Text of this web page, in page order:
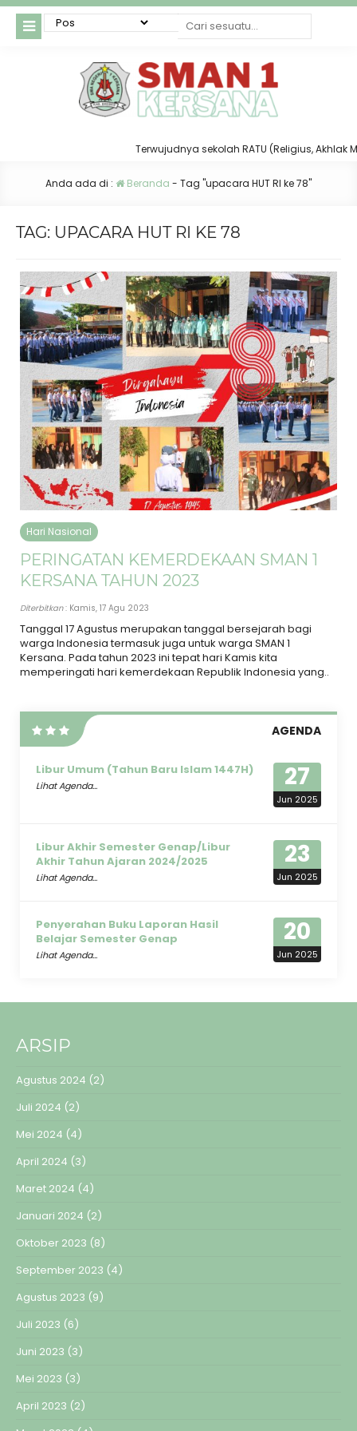
Terwujudnya sekolah RATU (Religius, Akhlak
Anda ada di : Beranda - Tag "upacara HUT RI ke 78"
TAG: UPACARA HUT RI KE 78
Hari Nasional
PERINGATAN KEMERDEKAAN SMAN 1
KERSANA TAHUN 2023
Diterbitkan: Kamis, 17 Agu 2023
Tanggal 17 Agustus merupakan tanggal bersejarah bagi
warga Indonesia termasuk juga untuk warga SMAN 1
Kersana. Pada tahun 2023 ini tepat hari Kamis kita
memperingati hari kemerdekaan Republik Indonesia yang..
AGENDA
27
Jun 2025
Libur Umum (Tahun Baru Islam 1447H)
Lihat Agenda...
23
Jun 2025
Libur Akhir Semester Genap/Libur
Akhir Tahun Ajaran 2024/2025
Lihat Agenda...
20
Jun 2025
Penyerahan Buku Laporan Hasil
Belajar Semester Genap
Lihat Agenda...
ARSIP
Agustus 2024 (2)
Juli 2024 (2)
Mei 2024 (4)
April 2024 (3)
Maret 2024 (4)
Januari 2024 (2)
Oktober 2023 (8)
September 2023 (4)
Agustus 2023 (9)
Juli 2023 (6)
Juni 2023 (3)
Mei 2023 (3)
April 2023 (2)